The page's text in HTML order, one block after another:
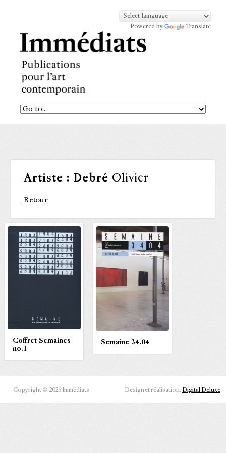
Powered by Translate
Artiste : Debré Olivier
Retour
Coffret Semaines
no.1
Semaine 34.04
Copyright © 2026 Immédiats Design et réalisation: Digital Deluxe